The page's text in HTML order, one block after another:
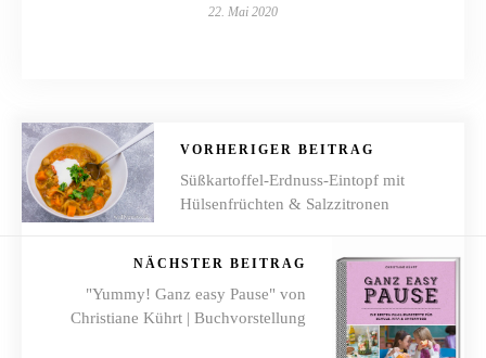
22. Mai 2020
VORHERIGER BEITRAG
Süßkartoffel-Erdnuss-Eintopf mit
Hülsenfrüchten & Salzzitronen
NÄCHSTER BEITRAG
"Yummy! Ganz easy Pause" von
Christiane Kührt | Buchvorstellung